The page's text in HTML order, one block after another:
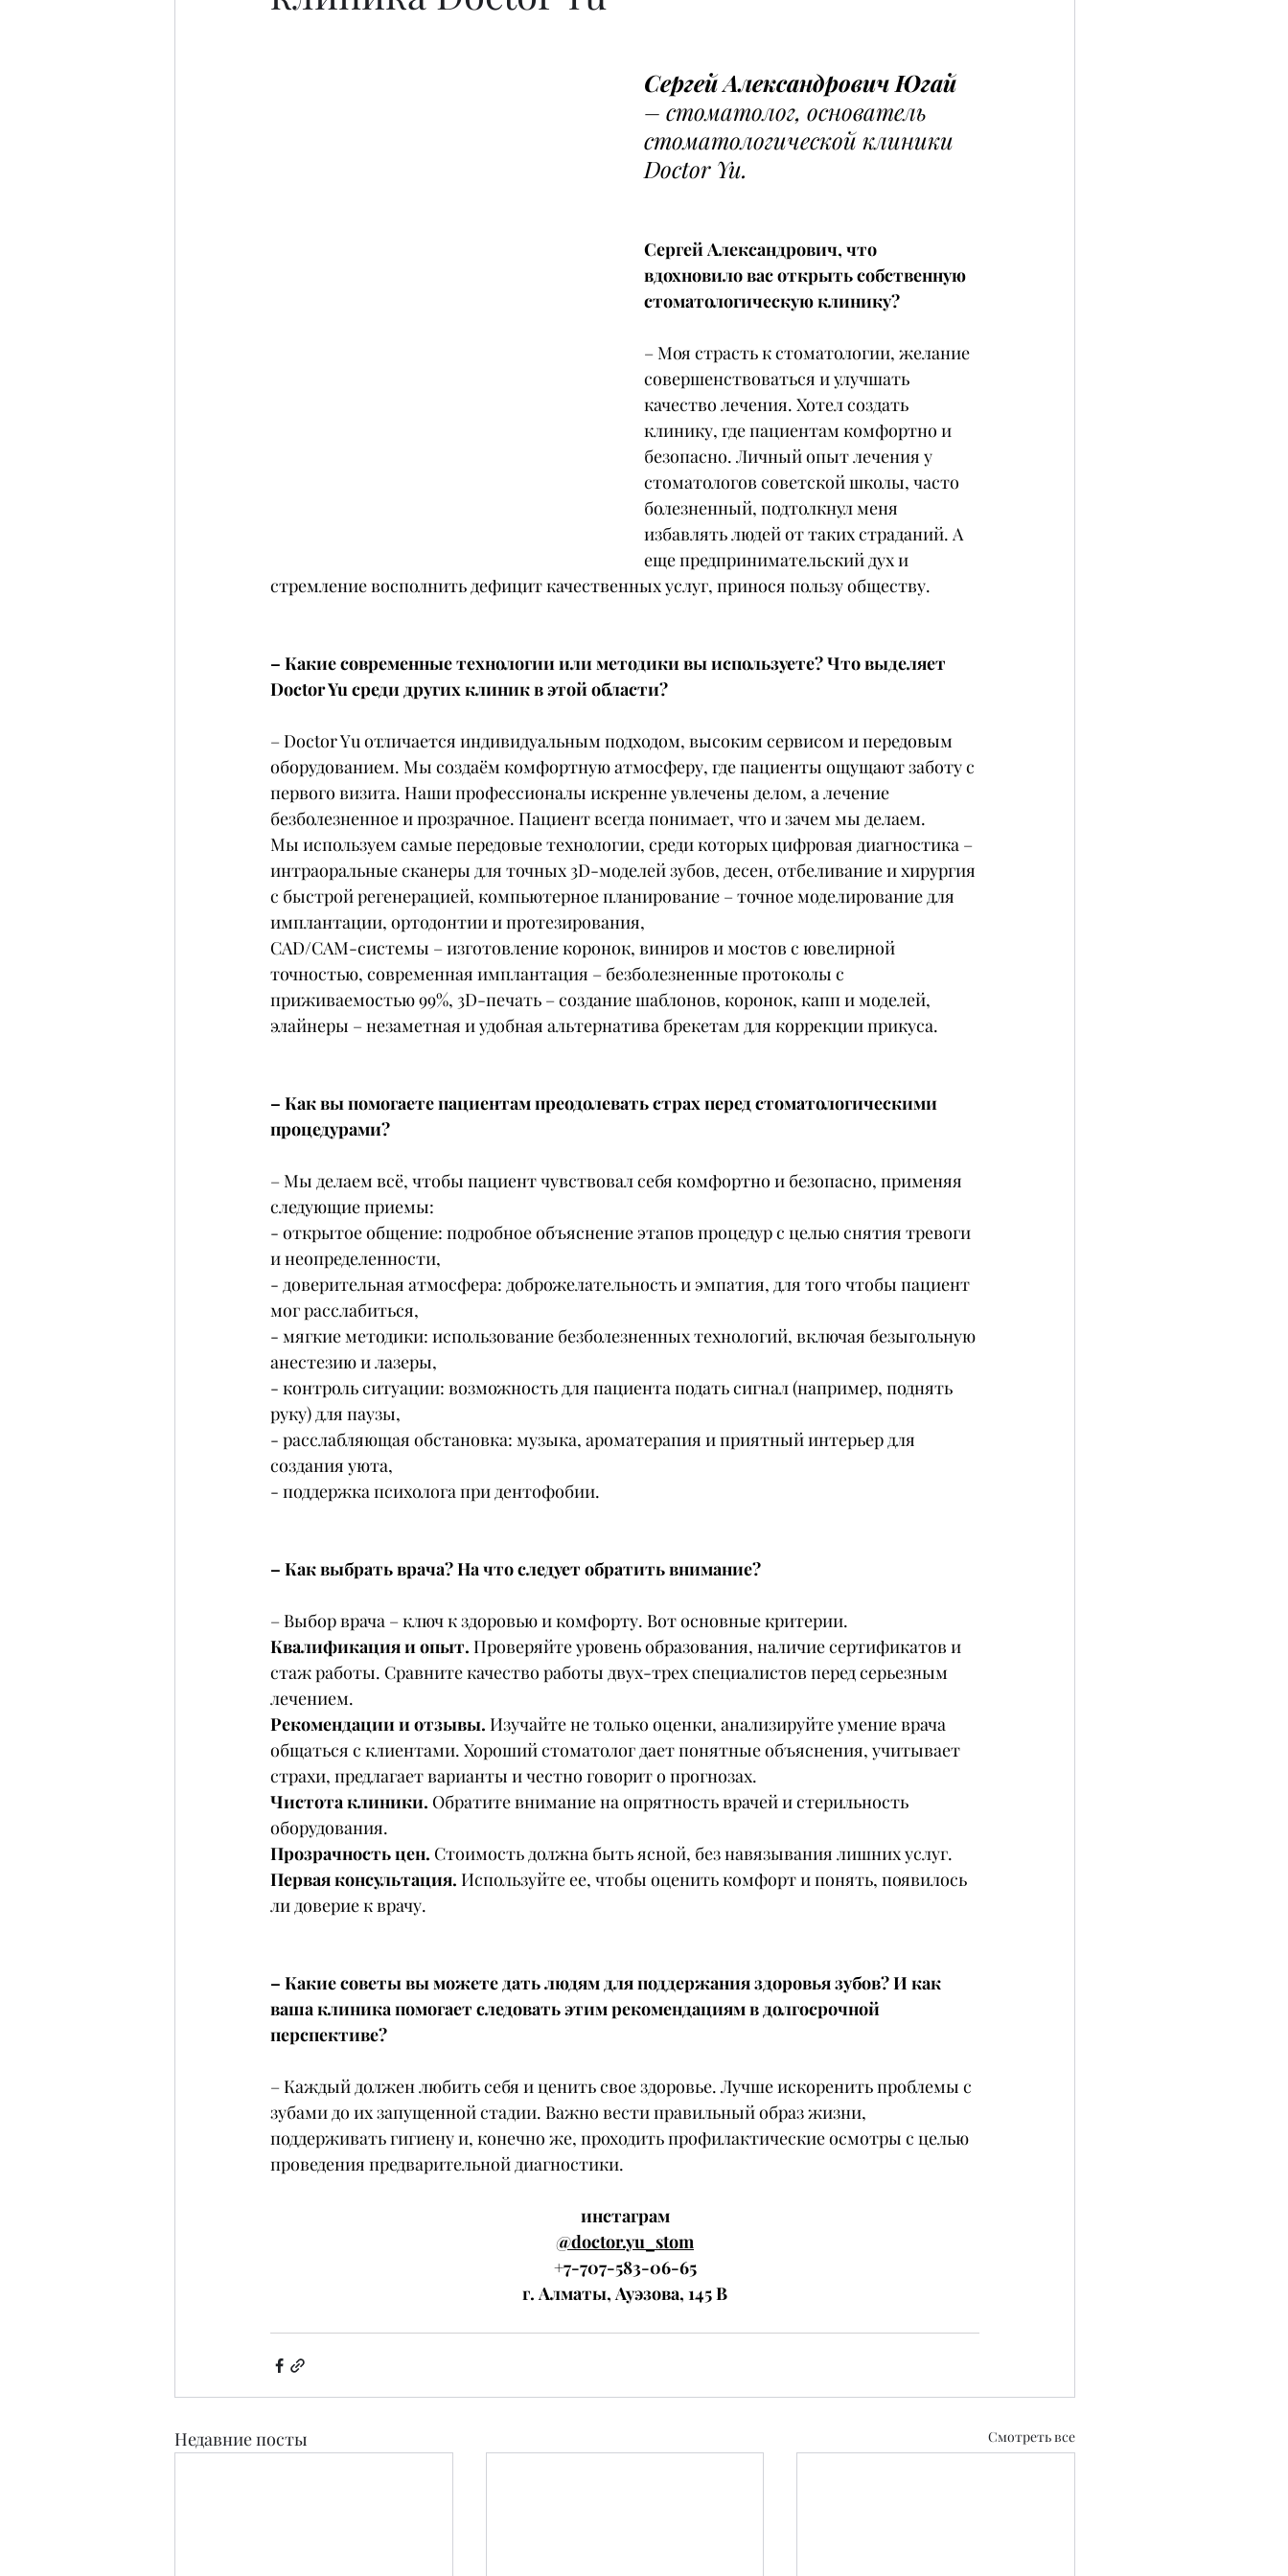
Сергей Александрович Югай
– стоматолог, основатель
стоматологической клиники
Doctor Yu.
Сергей Александрович, что
вдохновило вас открыть собственную
стоматологическую клинику?
– Моя страсть к стоматологии, желание
совершенствоваться и улучшать
качество лечения. Хотел создать
клинику, где пациентам комфортно и
безопасно. Личный опыт лечения у
стоматологов советской школы, часто
болезненный, подтолкнул меня
избавлять людей от таких страданий. А
еще предпринимательский дух и
стремление восполнить дефицит качественных услуг, принося пользу обществу.
– Какие современные технологии или методики вы используете? Что выделяет
Doctor Yu среди других клиник в этой области?
– Doctor Yu отличается индивидуальным подходом, высоким сервисом и передовым
оборудованием. Мы создаём комфортную атмосферу, где пациенты ощущают заботу с
первого визита. Наши профессионалы искренне увлечены делом, а лечение
безболезненное и прозрачное. Пациент всегда понимает, что и зачем мы делаем.
Мы используем самые передовые технологии, среди которых цифровая диагностика –
интраоральные сканеры для точных 3D-моделей зубов, десен, отбеливание и хирургия
с быстрой регенерацией, компьютерное планирование – точное моделирование для
имплантации, ортодонтии и протезирования,
CAD/CAM-системы – изготовление коронок, виниров и мостов с ювелирной
точностью, современная имплантация – безболезненные протоколы с
приживаемостью 99%, 3D-печать – создание шаблонов, коронок, капп и моделей,
элайнеры – незаметная и удобная альтернатива брекетам для коррекции прикуса.
– Как вы помогаете пациентам преодолевать страх перед стоматологическими
процедурами?
– Мы делаем всё, чтобы пациент чувствовал себя комфортно и безопасно, применяя
следующие приемы:
- открытое общение: подробное объяснение этапов процедур с целью снятия тревоги
и неопределенности,
- доверительная атмосфера: доброжелательность и эмпатия, для того чтобы пациент
мог расслабиться,
- мягкие методики: использование безболезненных технологий, включая безыгольную
анестезию и лазеры,
- контроль ситуации: возможность для пациента подать сигнал (например, поднять
руку) для паузы,
- расслабляющая обстановка: музыка, ароматерапия и приятный интерьер для
создания уюта,
- поддержка психолога при дентофобии.
– Как выбрать врача? На что следует обратить внимание?
– Выбор врача – ключ к здоровью и комфорту. Вот основные критерии.
Квалификация и опыт. Проверяйте уровень образования, наличие сертификатов и
стаж работы. Сравните качество работы двух-трех специалистов перед серьезным
лечением.
Рекомендации и отзывы. Изучайте не только оценки, анализируйте умение врача
общаться с клиентами. Хороший стоматолог дает понятные объяснения, учитывает
страхи, предлагает варианты и честно говорит о прогнозах.
Чистота клиники. Обратите внимание на опрятность врачей и стерильность
оборудования.
Прозрачность цен. Стоимость должна быть ясной, без навязывания лишних услуг.
Первая консультация. Используйте ее, чтобы оценить комфорт и понять, появилось
ли доверие к врачу.
– Какие советы вы можете дать людям для поддержания здоровья зубов? И как
ваша клиника помогает следовать этим рекомендациям в долгосрочной
перспективе?
– Каждый должен любить себя и ценить свое здоровье. Лучше искоренить проблемы с
зубами до их запущенной стадии. Важно вести правильный образ жизни,
поддерживать гигиену и, конечно же, проходить профилактические осмотры с целью
проведения предварительной диагностики.
инстаграм
@doctor.yu_stom
+7-707-583-06-65
г. Алматы, Ауэзова, 145 В
Недавние посты Смотреть все